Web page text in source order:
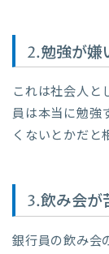
2.勉強が嫌
これは社会人と
員は本当に勉強
くないとかだと
3.飲み会が
銀行員の飲み会